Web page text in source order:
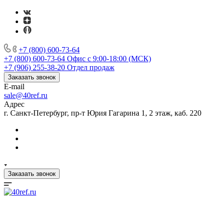
+7 (800) 600-73-64
+7 (800) 600-73-64 Офис с 9:00-18:00 (МСК)
+7 (906) 255-38-20 Отдел продаж
Заказать звонок
E-mail
sale@40ref.ru
Адрес
г. Санкт-Петербург, пр-т Юрия Гагарина 1, 2 этаж, каб. 220
Заказать звонок